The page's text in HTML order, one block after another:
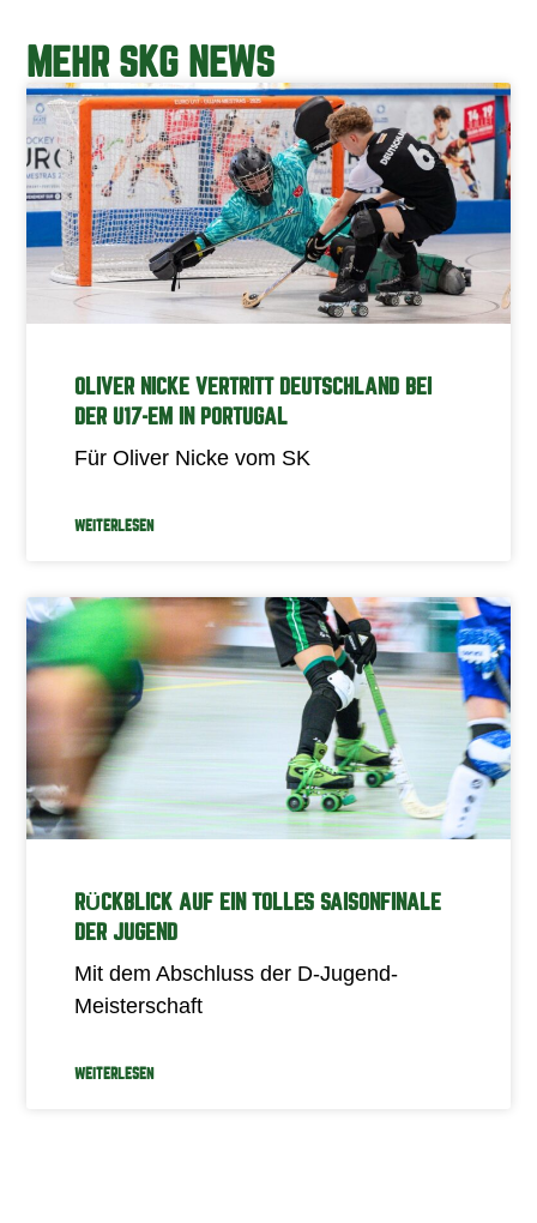
MEHR SKG NEWS
OLIVER NICKE VERTRITT DEUTSCHLAND BEI
DER U17-EM IN PORTUGAL
Für Oliver Nicke vom SK
WEITERLESEN
RÜCKBLICK AUF EIN TOLLES SAISONFINALE
DER JUGEND
Mit dem Abschluss der D-Jugend-
Meisterschaft
WEITERLESEN